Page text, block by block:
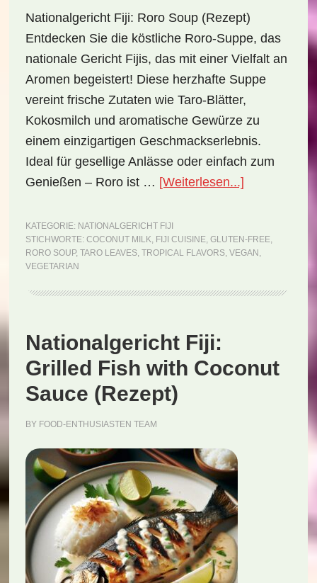
Nationalgericht Fiji: Roro Soup (Rezept)
Entdecken Sie die köstliche Roro-Suppe, das
nationale Gericht Fijis, das mit einer Vielfalt an
Aromen begeistert! Diese herzhafte Suppe
vereint frische Zutaten wie Taro-Blätter,
Kokosmilch und aromatische Gewürze zu
einem einzigartigen Geschmackserlebnis.
Ideal für gesellige Anlässe oder einfach zum
Genießen – Roro ist … [Weiterlesen...]
Soup
KATEGORIE: NATIONALGERICHT FIJI
STICHWORTE: COCONUT MILK, FIJI CUISINE, GLUTEN-FREE,
RORO SOUP, TARO LEAVES, TROPICAL FLAVORS, VEGAN ,
VEGETARIAN
Nationalgericht Fiji:
Grilled Fish with Coconut
Sauce (Rezept)
BY FOOD-ENTHUSIASTEN TEAM